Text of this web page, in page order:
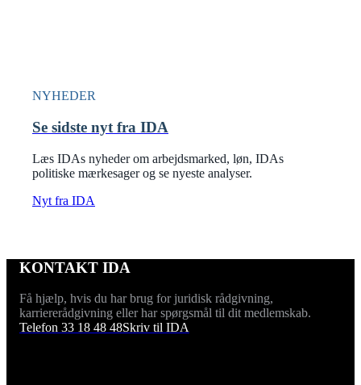
NYHEDER
Se sidste nyt fra IDA
Læs IDAs nyheder om arbejdsmarked, løn, IDAs
politiske mærkesager og se nyeste analyser.
Nyt fra IDA
KONTAKT IDA
Få hjælp, hvis du har brug for juridisk rådgivning,
karriererådgivning eller har spørgsmål til dit medlemskab.
Telefon 33 18 48 48Skriv til IDA